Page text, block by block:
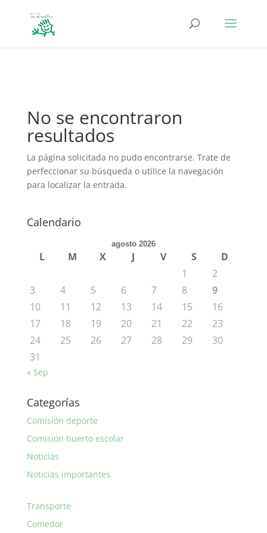
No se encontraron
resultados
La página solicitada no pudo encontrarse. Trate de
perfeccionar su búsqueda o utilice la navegación
para localizar la entrada.
Calendario
agosto 2026
L M X J V S
D
1
2
3
4 5 6 7 8
9
10
11 12 13 14 15
16
17
18 19 20 21 22
23
24
25 26 27 28 29
30
31
« Sep
Categorías
Comisión deporte
Comisión huerto escolar
Noticias
Noticias importantes
Transporte
Comedor